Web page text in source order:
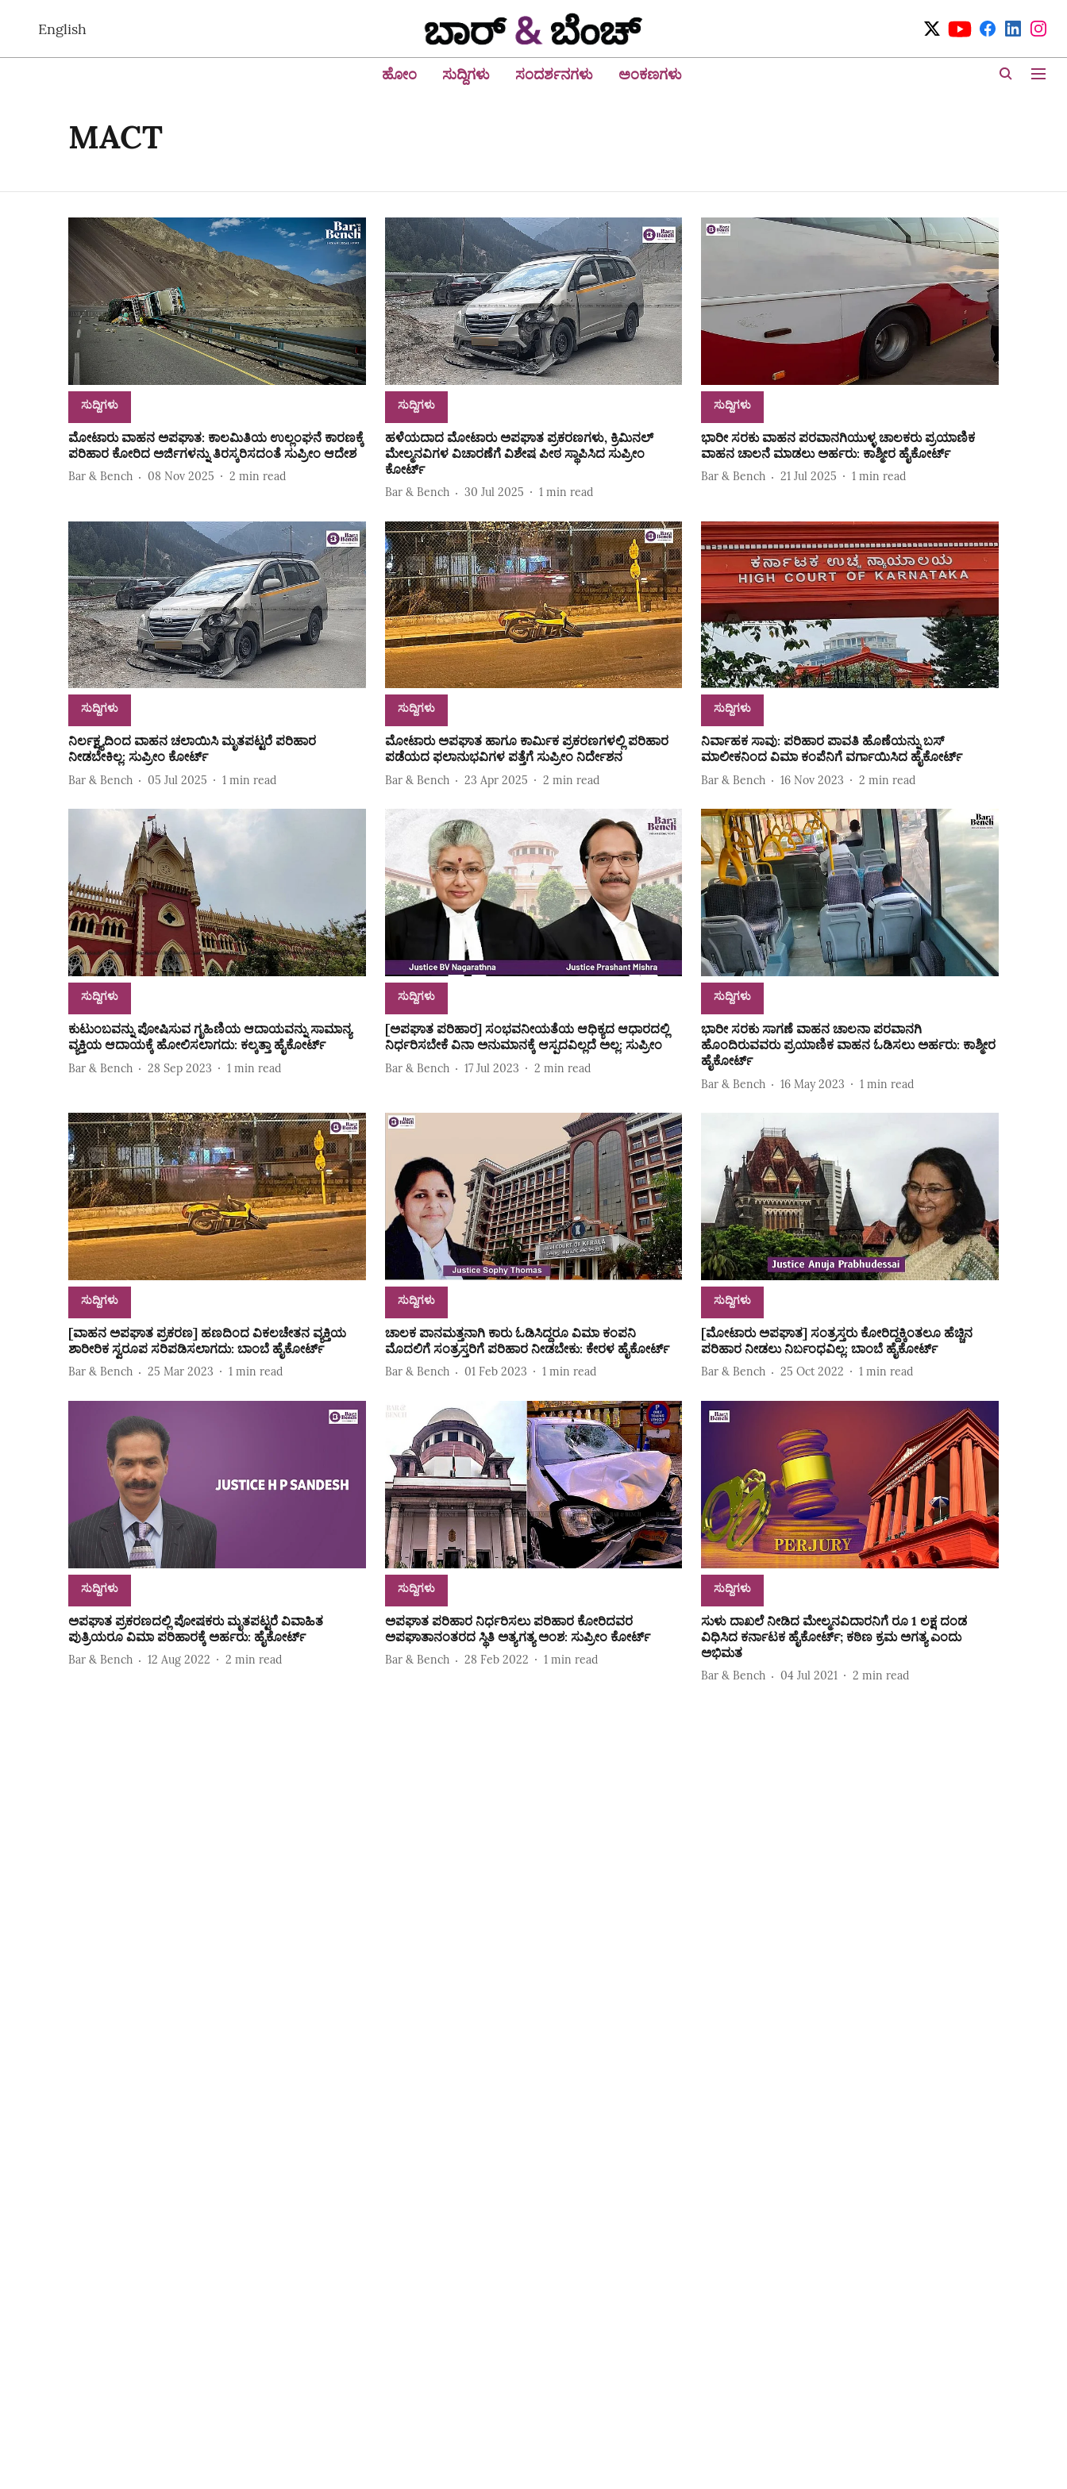
English
ಹೋಂ ಸುದ್ದಿಗಳು ಸಂದರ್ಶನಗಳು ಅಂಕಣಗಳು
MACT
ಸುದ್ದಿಗಳು
ಮೋಟಾರು ವಾಹನ ಅಪಘಾತ: ಕಾಲಮಿತಿಯ ಉಲ್ಲಂಘನೆ ಕಾರಣಕ್ಕೆ
ಪರಿಹಾರ ಕೋರಿದ ಅರ್ಜಿಗಳನ್ನು ತಿರಸ್ಕರಿಸದಂತೆ ಸುಪ್ರೀಂ ಆದೇಶ
Bar & Bench 08 Nov 2025 2 min read
ಸುದ್ದಿಗಳು
ಹಳೆಯದಾದ ಮೋಟಾರು ಅಪಘಾತ ಪ್ರಕರಣಗಳು, ಕ್ರಿಮಿನಲ್
ಮೇಲ್ಮನವಿಗಳ ವಿಚಾರಣೆಗೆ ವಿಶೇಷ ಪೀಠ ಸ್ಥಾಪಿಸಿದ ಸುಪ್ರೀಂ
ಕೋರ್ಟ್
Bar & Bench 30 Jul 2025 1 min read
ಸುದ್ದಿಗಳು
ಭಾರೀ ಸರಕು ವಾಹನ ಪರವಾನಗಿಯುಳ್ಳ ಚಾಲಕರು ಪ್ರಯಾಣಿಕ
ವಾಹನ ಚಾಲನೆ ಮಾಡಲು ಅರ್ಹರು: ಕಾಶ್ಮೀರ ಹೈಕೋರ್ಟ್
Bar & Bench 21 Jul 2025 1 min read
ಸುದ್ದಿಗಳು
ನಿರ್ಲಕ್ಷ್ಯದಿಂದ ವಾಹನ ಚಲಾಯಿಸಿ ಮೃತಪಟ್ಟರೆ ಪರಿಹಾರ
ನೀಡಬೇಕಿಲ್ಲ: ಸುಪ್ರೀಂ ಕೋರ್ಟ್
Bar & Bench 05 Jul 2025 1 min read
ಸುದ್ದಿಗಳು
ಮೋಟಾರು ಅಪಘಾತ ಹಾಗೂ ಕಾರ್ಮಿಕ ಪ್ರಕರಣಗಳಲ್ಲಿ ಪರಿಹಾರ
ಪಡೆಯದ ಫಲಾನುಭವಿಗಳ ಪತ್ತೆಗೆ ಸುಪ್ರೀಂ ನಿರ್ದೇಶನ
Bar & Bench 23 Apr 2025 2 min read
ಸುದ್ದಿಗಳು
ನಿರ್ವಾಹಕ ಸಾವು: ಪರಿಹಾರ ಪಾವತಿ ಹೊಣೆಯನ್ನು ಬಸ್‌
ಮಾಲೀಕನಿಂದ ವಿಮಾ ಕಂಪೆನಿಗೆ ವರ್ಗಾಯಿಸಿದ ಹೈಕೋರ್ಟ್‌
Bar & Bench 16 Nov 2023 2 min read
ಸುದ್ದಿಗಳು
ಕುಟುಂಬವನ್ನು ಪೋಷಿಸುವ ಗೃಹಿಣಿಯ ಆದಾಯವನ್ನು ಸಾಮಾನ್ಯ
ವ್ಯಕ್ತಿಯ ಆದಾಯಕ್ಕೆ ಹೋಲಿಸಲಾಗದು: ಕಲ್ಕತ್ತಾ ಹೈಕೋರ್ಟ್
Bar & Bench 28 Sep 2023 1 min read
ಸುದ್ದಿಗಳು
[ಅಪಘಾತ ಪರಿಹಾರ] ಸಂಭವನೀಯತೆಯ ಆಧಿಕ್ಯದ ಆಧಾರದಲ್ಲಿ
ನಿರ್ಧರಿಸಬೇಕೆ ವಿನಾ ಅನುಮಾನಕ್ಕೆ ಆಸ್ಪದವಿಲ್ಲದೆ ಅಲ್ಲ: ಸುಪ್ರೀಂ
Bar & Bench 17 Jul 2023 2 min read
ಸುದ್ದಿಗಳು
ಭಾರೀ ಸರಕು ಸಾಗಣೆ ವಾಹನ ಚಾಲನಾ ಪರವಾನಗಿ
ಹೊಂದಿರುವವರು ಪ್ರಯಾಣಿಕ ವಾಹನ ಓಡಿಸಲು ಅರ್ಹರು: ಕಾಶ್ಮೀರ
ಹೈಕೋರ್ಟ್
Bar & Bench 16 May 2023 1 min read
ಸುದ್ದಿಗಳು
[ವಾಹನ ಅಪಘಾತ ಪ್ರಕರಣ] ಹಣದಿಂದ ವಿಕಲಚೇತನ ವ್ಯಕ್ತಿಯ
ಶಾರೀರಿಕ ಸ್ವರೂಪ ಸರಿಪಡಿಸಲಾಗದು: ಬಾಂಬೆ ಹೈಕೋರ್ಟ್
Bar & Bench 25 Mar 2023 1 min read
ಸುದ್ದಿಗಳು
ಚಾಲಕ ಪಾನಮತ್ತನಾಗಿ ಕಾರು ಓಡಿಸಿದ್ದರೂ ವಿಮಾ ಕಂಪನಿ
ಮೊದಲಿಗೆ ಸಂತ್ರಸ್ತರಿಗೆ ಪರಿಹಾರ ನೀಡಬೇಕು: ಕೇರಳ ಹೈಕೋರ್ಟ್
Bar & Bench 01 Feb 2023 1 min read
ಸುದ್ದಿಗಳು
[ಮೋಟಾರು ಅಪಘಾತ] ಸಂತ್ರಸ್ತರು ಕೋರಿದ್ದಕ್ಕಿಂತಲೂ ಹೆಚ್ಚಿನ
ಪರಿಹಾರ ನೀಡಲು ನಿರ್ಬಂಧವಿಲ್ಲ: ಬಾಂಬೆ ಹೈಕೋರ್ಟ್
Bar & Bench 25 Oct 2022 1 min read
ಸುದ್ದಿಗಳು
ಅಪಘಾತ ಪ್ರಕರಣದಲ್ಲಿ ಪೋಷಕರು ಮೃತಪಟ್ಟರೆ ವಿವಾಹಿತ
ಪುತ್ರಿಯರೂ ವಿಮಾ ಪರಿಹಾರಕ್ಕೆ ಅರ್ಹರು: ಹೈಕೋರ್ಟ್‌
Bar & Bench 12 Aug 2022 2 min read
ಸುದ್ದಿಗಳು
ಅಪಘಾತ ಪರಿಹಾರ ನಿರ್ಧರಿಸಲು ಪರಿಹಾರ ಕೋರಿದವರ
ಅಪಘಾತಾನಂತರದ ಸ್ಥಿತಿ ಅತ್ಯಗತ್ಯ ಅಂಶ: ಸುಪ್ರೀಂ ಕೋರ್ಟ್
Bar & Bench 28 Feb 2022 1 min read
ಸುದ್ದಿಗಳು
ಸುಳು ದಾಖಲೆ ನೀಡಿದ ಮೇಲ್ಮನವಿದಾರನಿಗೆ ರೂ 1 ಲಕ್ಷ ದಂಡ
ವಿಧಿಸಿದ ಕರ್ನಾಟಕ ಹೈಕೋರ್ಟ್; ಕಠಿಣ ಕ್ರಮ ಅಗತ್ಯ ಎಂದು
ಅಭಿಮತ
Bar & Bench 04 Jul 2021 2 min read